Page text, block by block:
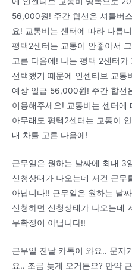
56,000원! 주간 합선은 셔틀버
요! 교통비는 센터에 따라 다릅
평택2센터는 교통이 안좋아서
고른 다음에! 나는 평택 2센터
선택했기 때문에 인센티브 교
예상 일급 56,000원! 주간 합선
이용해주세요! 교통비는 센터에
아무래도 평택2센터는 교통이
내 차를 고른 다음에!
근무일은 원하는 날짜에 최대 3
신청상태가 나오는데 저건 근무
아닙니다!! 근무일은 원하는 날
신청하면 신청상태가 나오는데
무확정이 아닙니다!!
근무일 전날 카톡이 와요.. 문자
요.. 조금 늦게 오거든요? 만약